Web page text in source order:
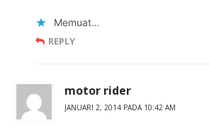
Memuat...
REPLY
motor rider
JANUARI 2, 2014 PADA 10:42 AM